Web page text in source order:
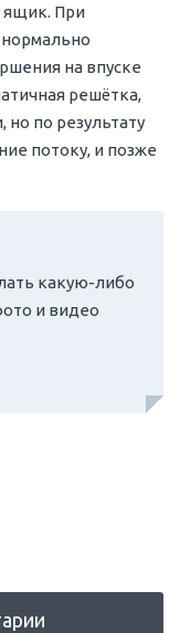
ящик. При
на впуске
решётка,
но по результату
потоку, и позже
какую-либо
и видео